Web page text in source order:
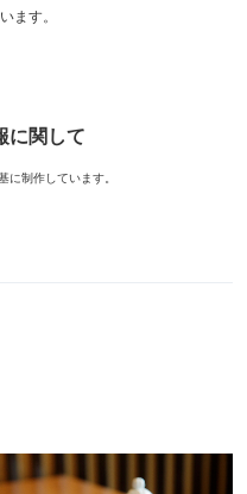
ます。
に関して
制作しています。